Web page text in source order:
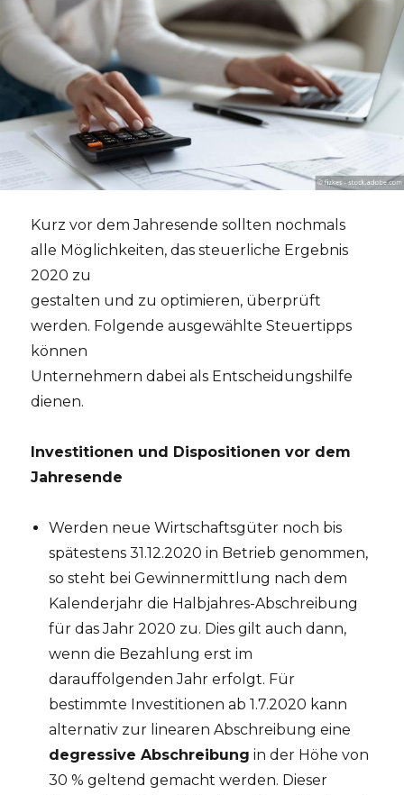
Kurz vor dem Jahresende sollten nochmals
alle Möglichkeiten, das steuerliche Ergebnis
2020 zu
gestalten und zu optimieren, überprüft
werden. Folgende ausgewählte Steuertipps
können
Unternehmern dabei als Entscheidungshilfe
dienen.
Investitionen und Dispositionen vor dem
Jahresende
Werden neue Wirtschaftsgüter noch bis
spätestens 31.12.2020 in Betrieb genommen,
so steht bei Gewinnermittlung nach dem
Kalenderjahr die Halbjahres-Abschreibung
für das Jahr 2020 zu. Dies gilt auch dann,
wenn die Bezahlung erst im
darauffolgenden Jahr erfolgt. Für
bestimmte Investitionen ab 1.7.2020 kann
alternativ zur linearen Abschreibung eine
degressive Abschreibung in der Höhe von
30 % geltend gemacht werden. Dieser